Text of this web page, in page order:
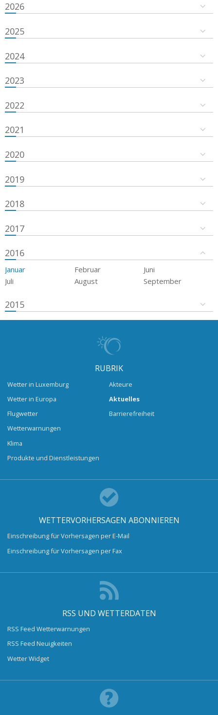
2026
2025
2024
2023
2022
2021
2020
2019
2018
2017
2016
Januar Februar
Juni
Juli
August September
2015
RUBRIK
Wetter in Luxemburg
Wetter in Europa
Flugwetter
Wetterwarnungen
Klima
Produkte und Dienstleistungen
Akteure
Aktuelles
Barrierefreiheit
WETTERVORHERSAGEN ABONNIEREN
Einschreibung für Vorhersagen per E-Mail
Einschreibung für Vorhersagen per Fax
RSS UND WETTERDATEN
RSS Feed Wetterwarnungen
RSS Feed Neuigkeiten
Wetter Widget